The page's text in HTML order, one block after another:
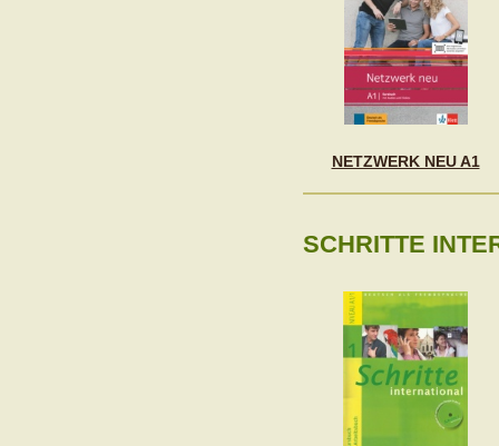
NETZWERK NEU A1
SCHRITTE